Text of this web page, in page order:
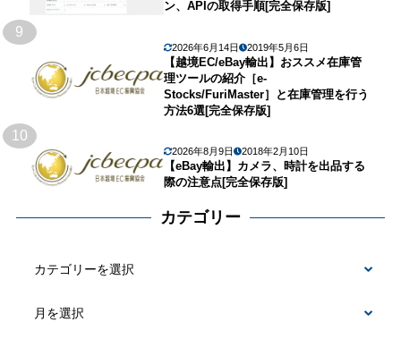
ン、APIの取得手順[完全保存版]
9
2026年6月14日 2019年5月6日
【越境EC/eBay輸出】おススメ在庫管
理ツールの紹介［e-
Stocks/FuriMaster］と在庫管理を行う
方法6選[完全保存版]
10
2026年8月9日 2018年2月10日
【eBay輸出】カメラ、時計を出品する
際の注意点[完全保存版]
カテゴリー